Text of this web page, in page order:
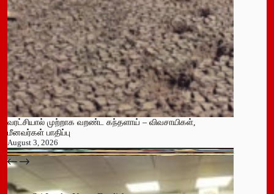
வரட்சியால் முற்றாக வறண்ட கந்தளாய் – விவசாயிகள்,
மீனவர்கள் பாதிப்பு
August 3, 2026
பதுளை மாநகர சபையின் NPP உறுப்பினர் திடீர் ராஜினாமா!
July 14, 2026